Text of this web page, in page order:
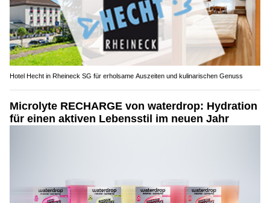
Hotel Hecht in Rheineck SG für erholsame Auszeiten und kulinarischen Genuss
Microlyte RECHARGE von waterdrop: Hydration
für einen aktiven Lebensstil im neuen Jahr